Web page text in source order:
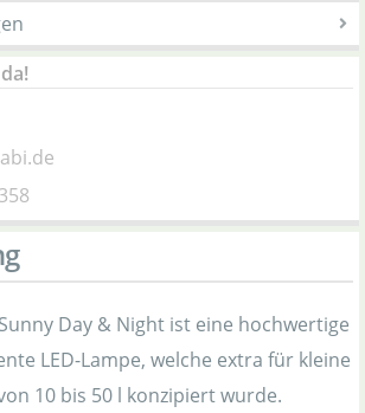
Day & Night ist eine hochwertige
LED-Lampe, welche extra für kleine
10 bis 50 l konzipiert wurde.